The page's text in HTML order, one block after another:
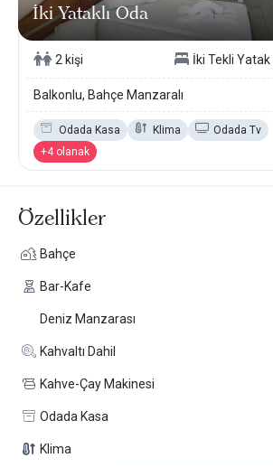
İki Yataklı Oda
2 kişi İki Tekli Yatak
Balkonlu, Bahçe Manzaralı
Odada Kasa Klima
Odada Tv
+4 olanak
Özellikler
Bahçe
Bar-Kafe
Deniz Manzarası
Kahvaltı Dahil
Kahve-Çay Makinesi
Odada Kasa
Klima